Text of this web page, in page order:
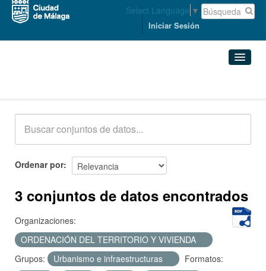
Select Language ▼
Iniciar Sesión
Acerca de
Ordenar por
3 conjuntos de datos encontrados
Organizaciones:
ORDENACIÓN DEL TERRITORIO Y VIVIENDA
Grupos:
Urbanismo e infraestructuras
Formatos: